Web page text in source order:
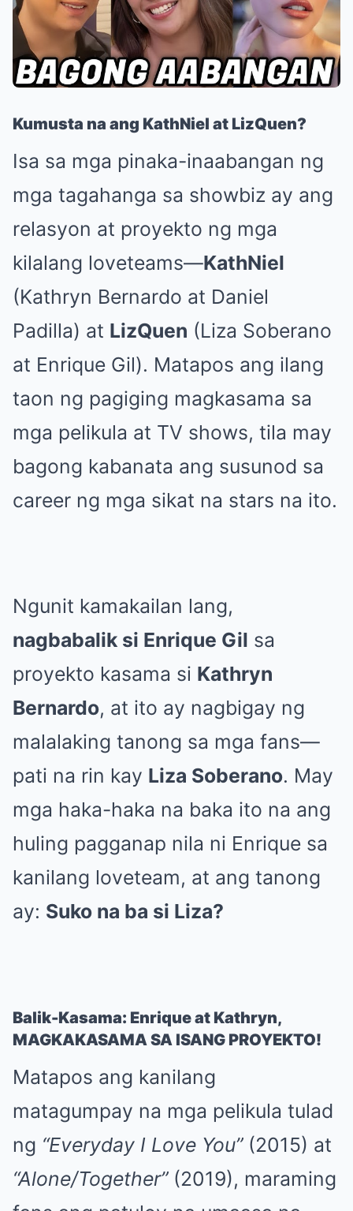
Kumusta na ang KathNiel at LizQuen?
Isa sa mga pinaka-inaabangan ng
mga tagahanga sa showbiz ay ang
relasyon at proyekto ng mga
kilalang loveteams—KathNiel
(Kathryn Bernardo at Daniel
Padilla) at LizQuen (Liza Soberano
at Enrique Gil). Matapos ang ilang
taon ng pagiging magkasama sa
mga pelikula at TV shows, tila may
bagong kabanata ang susunod sa
career ng mga sikat na stars na ito.
Ngunit kamakailan lang,
nagbabalik si Enrique Gil sa
proyekto kasama si Kathryn
Bernardo, at ito ay nagbigay ng
malalaking tanong sa mga fans—
pati na rin kay Liza Soberano. May
mga haka-haka na baka ito na ang
huling pagganap nila ni Enrique sa
kanilang loveteam, at ang tanong
ay: Suko na ba si Liza?
Balik-Kasama: Enrique at Kathryn,
MAGKAKASAMA SA ISANG PROYEKTO!
Matapos ang kanilang
matagumpay na mga pelikula tulad
ng “Everyday I Love You”(2015) at
“Alone/Together”(2019), maraming